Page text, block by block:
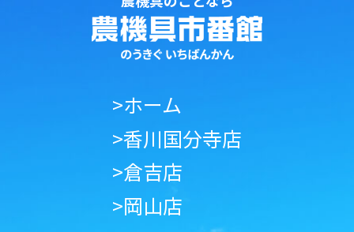
>ホーム
>香川国分寺店
>倉吉店
>岡山店